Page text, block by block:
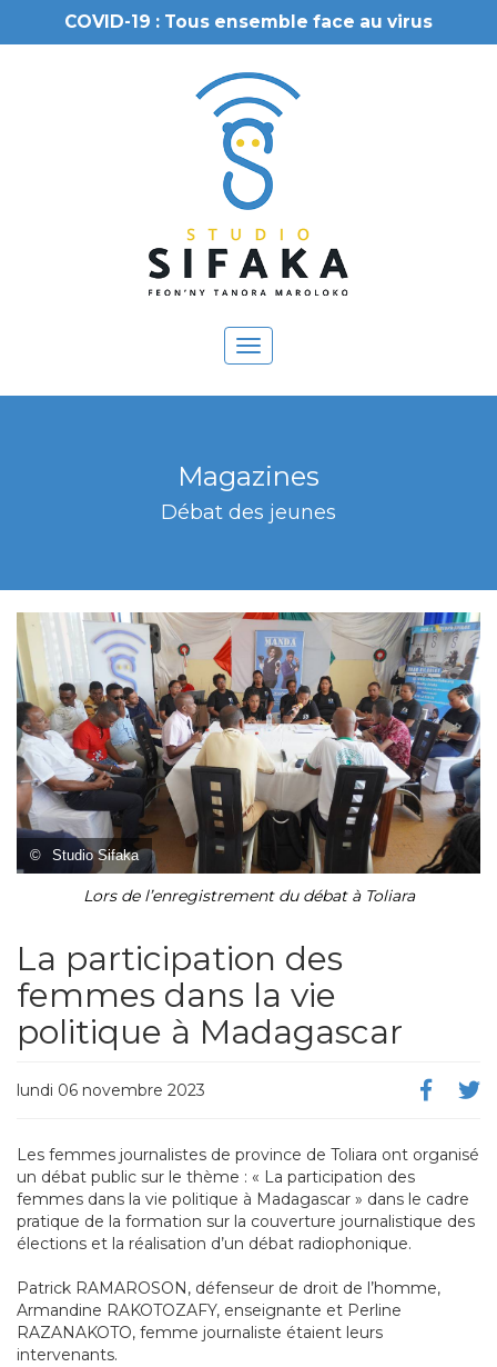
COVID-19 : Tous ensemble face au virus
Toggle
navigation
Magazines
Débat des jeunes
© Studio Sifaka
Lors de l’enregistrement du débat à Toliara
La participation des
femmes dans la vie
politique à Madagascar
lundi 06 novembre 2023
Les femmes journalistes de province de Toliara ont organisé
un débat public sur le thème : « La participation des
femmes dans la vie politique à Madagascar » dans le cadre
pratique de la formation sur la couverture journalistique des
élections et la réalisation d’un débat radiophonique.
Patrick RAMAROSON, défenseur de droit de l’homme,
Armandine RAKOTOZAFY, enseignante et Perline
RAZANAKOTO, femme journaliste étaient leurs
intervenants.